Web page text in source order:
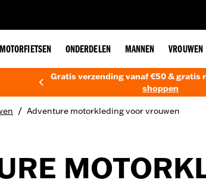
MOTORFIETSEN ONDERDELEN MANNEN VROUWEN
Gratis verzending vanaf €50 & gratis
shoppen
/ Adventure motorkleding voor vrouwen